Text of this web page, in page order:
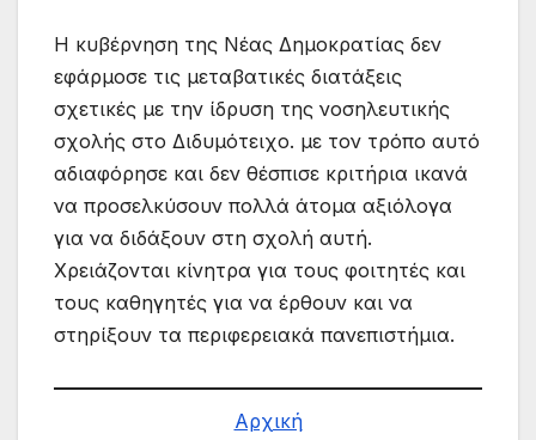
Η κυβέρνηση της Νέας Δημοκρατίας δεν
εφάρμοσε τις μεταβατικές διατάξεις
σχετικές με την ίδρυση της νοσηλευτικής
σχολής στο Διδυμότειχο. με τον τρόπο αυτό
αδιαφόρησε και δεν θέσπισε κριτήρια ικανά
να προσελκύσουν πολλά άτομα αξιόλογα
για να διδάξουν στη σχολή αυτή.
Χρειάζονται κίνητρα για τους φοιτητές και
τους καθηγητές για να έρθουν και να
στηρίξουν τα περιφερειακά πανεπιστήμια.
Αρχική